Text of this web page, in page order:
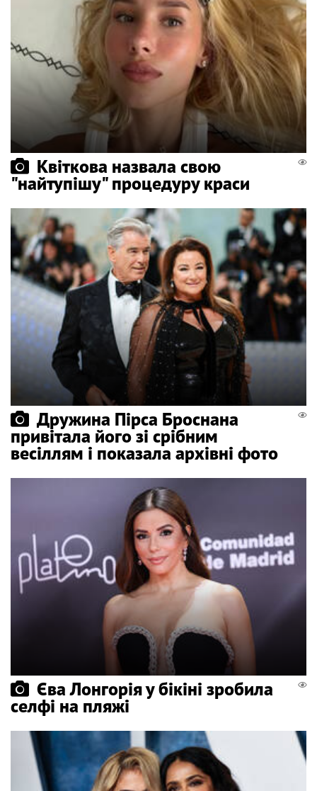
Квіткова назвала свою
"найтупішу" процедуру краси
Дружина Пірса Броснана
привітала його зі срібним
весіллям і показала архівні фото
Єва Лонгорія у бікіні зробила
селфі на пляжі